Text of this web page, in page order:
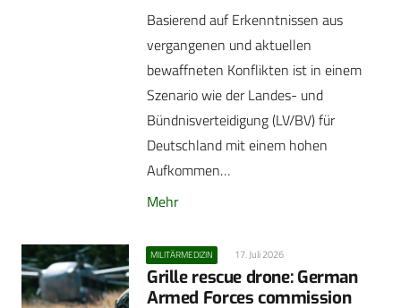
Basierend auf Erkenntnissen aus
vergangenen und aktuellen
bewaffneten Konflikten ist in einem
Szenario wie der Landes- und
Bündnisverteidigung (LV/BV) für
Deutschland mit einem hohen
Aufkommen…
Mehr
MILITÄRMEDIZIN 17. Juli 2026
Grille rescue drone: German
Armed Forces commission